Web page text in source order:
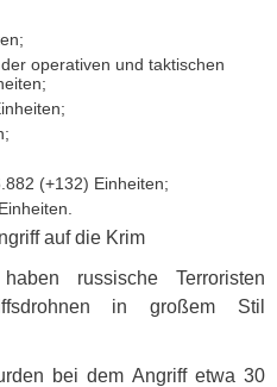
operativen und taktischen
(+132) Einheiten;
auf die Krim
russische Terroristen
in großem Stil
bei dem Angriff etwa 30